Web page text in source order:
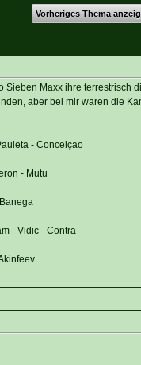
Vorheriges Thema
Maxx ihre terrestrisch
aber bei mir waren die
- Conceiçao
- Mutu
Banega
- Vidic - Contra